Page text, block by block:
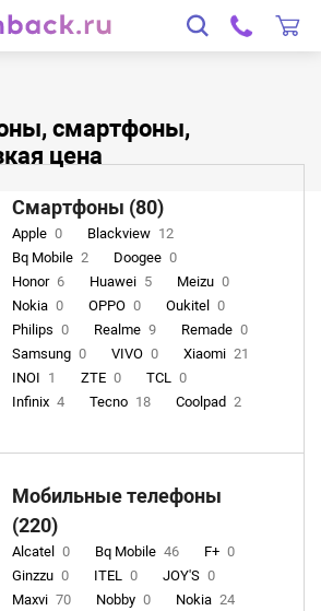
смартфоны,
цена
Смартфоны (80)
Apple 0 Blackview 12
Bq Mobile 2 Doogee 0
Honor 6 Huawei 5 Meizu 0
Nokia 0 OPPO 0 Oukitel
0
Philips 0 Realme 9 Remade 0
Samsung 0 VIVO 0 Xiaomi 21
INOI 1 ZTE 0 TCL 0
Infinix 4 Tecno 18 Coolpad 2
Мобильные телефоны
(220)
Alcatel 0 Bq Mobile 46 F+ 0
Ginzzu 0 ITEL 0 JOY'S 0
Maxvi 70 Nobby 0 Nokia 24